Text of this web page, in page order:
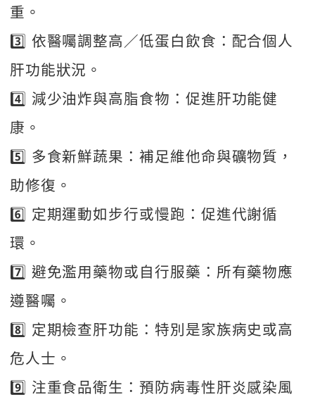
重。
3️⃣ 依醫囑調整高／低蛋白飲食：配合個人
肝功能狀況。
4️⃣ 減少油炸與高脂食物：促進肝功能健
康。
5️⃣ 多食新鮮蔬果：補足維他命與礦物質，
助修復。
6️⃣ 定期運動如步行或慢跑：促進代謝循
環。
7️⃣ 避免濫用藥物或自行服藥：所有藥物應
遵醫囑。
8️⃣ 定期檢查肝功能：特別是家族病史或高
危人士。
9️⃣ 注重食品衛生：預防病毒性肝炎感染風